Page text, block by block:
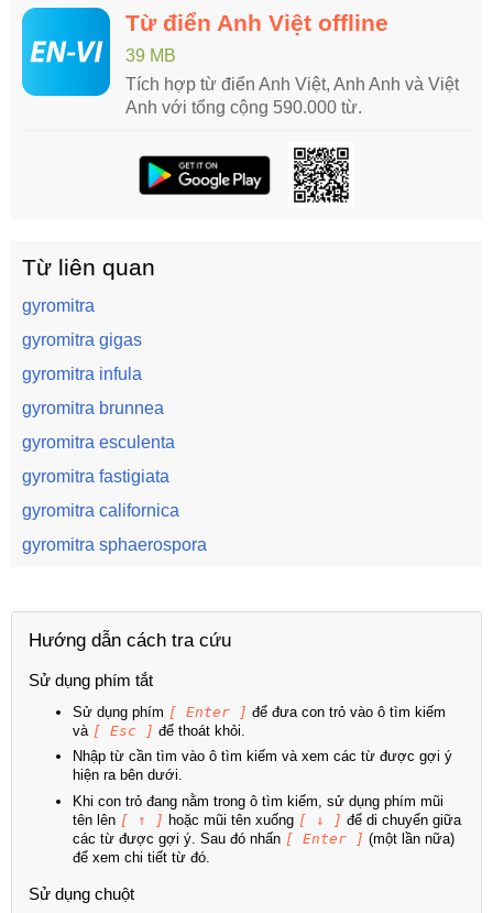
Từ điển Anh Việt offline
39 MB
Tích hợp từ điển Anh Việt, Anh Anh và Việt
Anh với tổng cộng 590.000 từ.
Từ liên quan
gyromitra
gyromitra gigas
gyromitra infula
gyromitra brunnea
gyromitra esculenta
gyromitra fastigiata
gyromitra californica
gyromitra sphaerospora
Hướng dẫn cách tra cứu
Sử dụng phím tắt
Sử dụng phím [ Enter ] để đưa con trỏ vào ô tìm kiếm
và [ Esc ] để thoát khỏi.
Nhập từ cần tìm vào ô tìm kiếm và xem các từ được gợi ý
hiện ra bên dưới.
Khi con trỏ đang nằm trong ô tìm kiếm, sử dụng phím mũi
tên lên [ ↑ ] hoặc mũi tên xuống [ ↓ ] để di chuyển giữa
các từ được gợi ý. Sau đó nhấn [ Enter ] (một lần nữa)
để xem chi tiết từ đó.
Sử dụng chuột